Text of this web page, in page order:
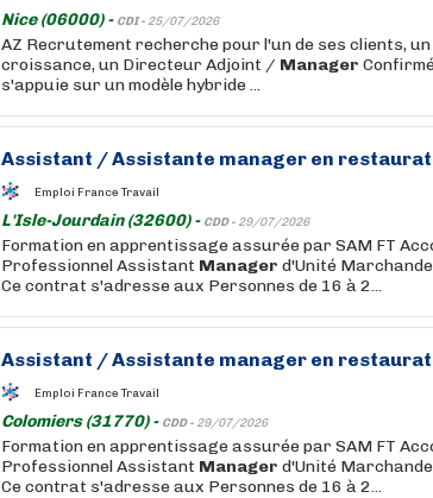
Nice (06000) - CDI - 25/07/2026
AZ Recrutement recherche pour l'un de ses clients,
croissance, un Directeur Adjoint / Manager
s'appuie sur un modèle hybride ...
Assistant / Assistante manager en
Emploi France Travail
L'Isle-Jourdain (32600) - CDD - 29/07/2026
Formation en apprentissage assurée par SAM FT
Professionnel Assistant Manager d'Unité
Ce contrat s'adresse aux Personnes de 16 à 2...
Assistant / Assistante manager en
Emploi France Travail
Colomiers (31770) - CDD - 29/07/2026
Formation en apprentissage assurée par SAM FT
Professionnel Assistant Manager d'Unité
Ce contrat s'adresse aux Personnes de 16 à 2...